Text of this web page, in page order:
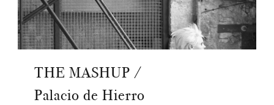
THE MASHUP /
Palacio de Hierro